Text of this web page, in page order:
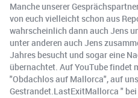
Manche unserer
von euch vielleicht schon aus
wahrscheinlich dann auch Jens
unter anderen auch Jens
Jahres besucht und sogar eine
übernachtet. Auf YouTube findet
"Obdachlos auf Mallorca", auf
Gestrandet.LastExitMallorca "